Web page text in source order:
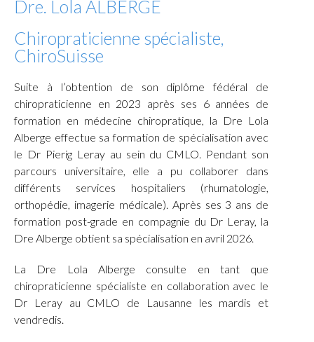
Dre. Lola ALBERGE
Chiropraticienne spécialiste,
ChiroSuisse
Suite à l’obtention de son diplôme fédéral de
chiropraticienne en 2023 après ses 6 années de
formation en médecine chiropratique, la Dre Lola
Alberge effectue sa formation de spécialisation avec
le Dr Pierig Leray au sein du CMLO. Pendant son
parcours universitaire, elle a pu collaborer dans
différents services hospitaliers (rhumatologie,
orthopédie, imagerie médicale). Après ses 3 ans de
formation post-grade en compagnie du Dr Leray, la
Dre Alberge obtient sa spécialisation en avril 2026.
La Dre Lola Alberge consulte en tant que
chiropraticienne spécialiste en collaboration avec le
Dr Leray au CMLO de Lausanne les mardis et
vendredis.